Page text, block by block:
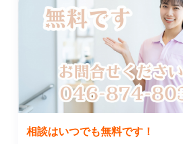
相談はいつでも無料です！